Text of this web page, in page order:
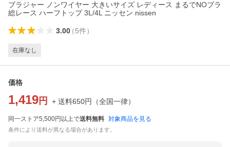
ブラジャー ノンワイヤー 大きいサイズ レディース まるでNOブラ
総レース ハーフトップ 3L/4L ニッセン nissen
3.00（5件）
在庫なし
価格
1,419 円 + 送料650円 （全国一律）
同一ストア5,500円以上で送料無料 対象商品を見る
条件により送料が異なる場合があります。